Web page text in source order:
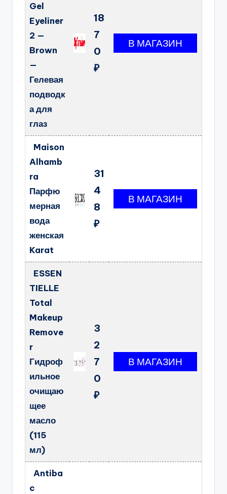
Gel
Eyeliner
2 —
Brown
—
Гелевая
подводк
а для
глаз
18
7
0
₽
Maison
Alhamb
ra
Парфю
мерная
вода
женская
Karat
31
4
8
₽
ESSEN
TIELLE
Total
Makeup
Remove
r
Гидроф
ильное
очищаю
щее
масло
(115
мл)
3
2
7
0
₽
Antiba
c